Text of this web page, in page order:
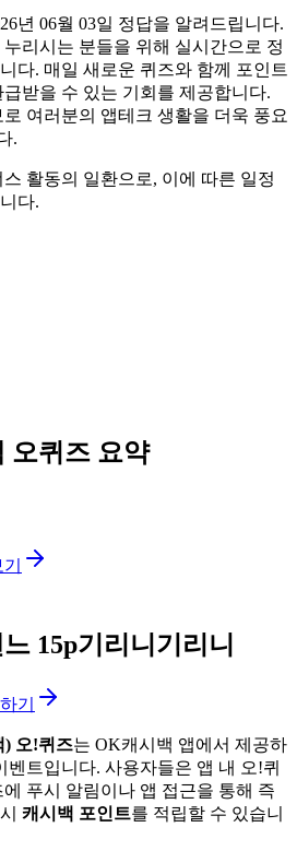
년 06월 03일 정답을 알려드립니다.
리시는 분들을 위해 실시간으로 정
다. 매일 새로운 퀴즈와 함께 포인트
받을 수 있는 기회를 제공합니다.
여러분의 앱테크 생활을 더욱 풍요
.
활동의 일환으로, 이에 따른 일정
다.
오퀴즈 요약
15p기리니기리니
기
) 오!퀴즈는 OK캐시백 앱에서 제공하
벤트입니다. 사용자들은 앱 내 오!퀴
푸시 알림이나 앱 접근을 통해 즉
캐시백 포인트를 적립할 수 있습니